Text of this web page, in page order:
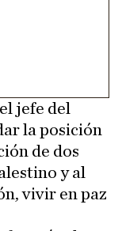
jefe del
la posición
de dos
y al
vivir en paz